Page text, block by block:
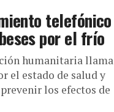
telefónico
por el frío
humanitaria llama
el estado de salud y
los efectos de